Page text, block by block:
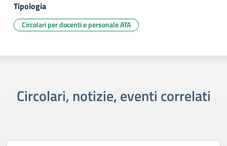
Tipologia
Circolari per docenti e personale ATA
Circolari, notizie, eventi correlati